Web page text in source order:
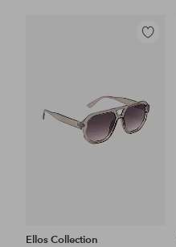
Lisää
Ellos Collection